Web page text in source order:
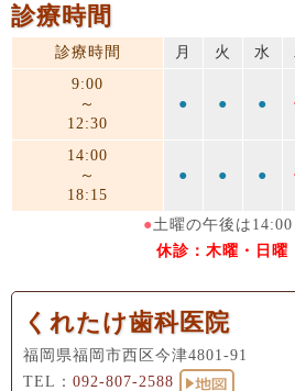
診療時間
診療時間 月 火 水
9:00
～
12:30
● ● ●
14:00
～
18:15
● ● ●
●土曜の午後は
休診：木曜・日曜
くれたけ歯科医院
福岡県福岡市西区今津4801-91
TEL： 092-807-2588